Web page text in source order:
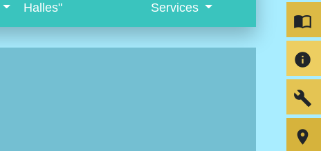
Halles"
Services
import_contacts
info
build
room